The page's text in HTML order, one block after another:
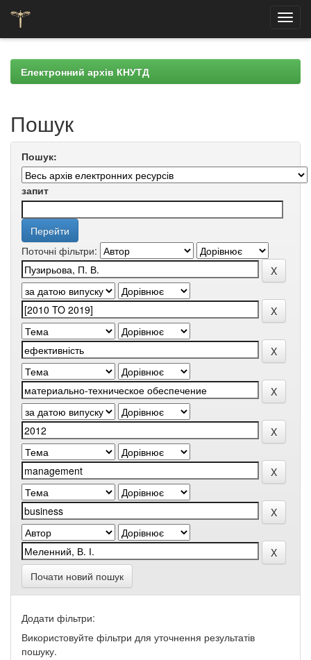
navigationЕлектронний архів КНУТД
Пошук
Пошук:
запит
Поточні фільтри:
Почати новий пошук
Додати фільтри:
Використовуйте фільтри для уточнення результатів
пошуку.